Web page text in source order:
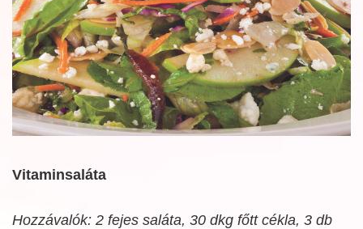
Vitaminsaláta
Hozzávalók: 2 fejes saláta, 30 dkg főtt cékla, 3 db